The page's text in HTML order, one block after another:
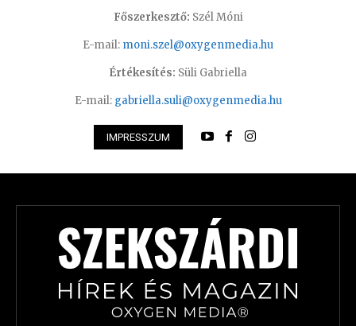
Főszerkesztő: Szél Móni
E-mail: moni.szel@oxygenmedia.hu
Értékesítés: Süli Gabriella
E-mail: gabriella.suli@oxygenmedia.hu
IMPRESSZUM